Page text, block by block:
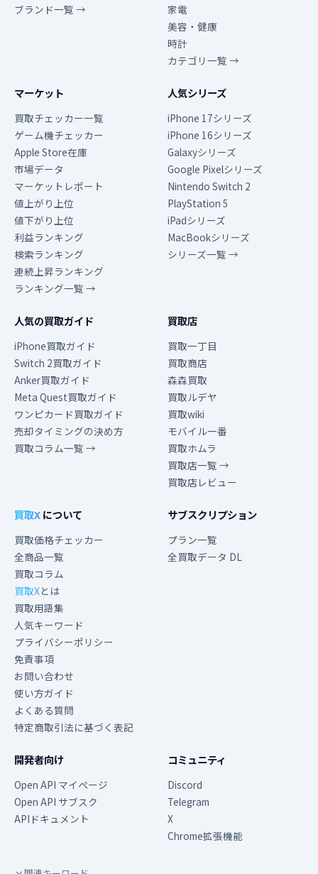
ブランド一覧 →
家電
美容・健康
時計
カテゴリ一覧 →
マーケット
買取チェッカー一覧
ゲーム機チェッカー
Apple Store在庫
市場データ
マーケットレポート
値上がり上位
値下がり上位
利益ランキング
検索ランキング
連続上昇ランキング
ランキング一覧 →
人気シリーズ
iPhone 17シリーズ
iPhone 16シリーズ
Galaxyシリーズ
Google Pixelシリーズ
Nintendo Switch 2
PlayStation 5
iPadシリーズ
MacBookシリーズ
シリーズ一覧 →
人気の買取ガイド
iPhone買取ガイド
Switch 2買取ガイド
Anker買取ガイド
Meta Quest買取ガイド
ワンピカード買取ガイド
売却タイミングの決め方
買取コラム一覧 →
買取店
買取一丁目
買取商店
森森買取
買取ルデヤ
買取wiki
モバイル一番
買取ホムラ
買取店一覧 →
買取店レビュー
買取Xについて
買取価格チェッカー
全商品一覧
買取コラム
買取Xとは
買取用語集
人気キーワード
プライバシーポリシー
免責事項
お問い合わせ
使い方ガイド
よくある質問
特定商取引法に基づく表記
サブスクリプション
プラン一覧
全買取データ DL
開発者向け
Open API マイページ
Open API サブスク
APIドキュメント
コミュニティ
Discord
Telegram
X
Chrome拡張機能